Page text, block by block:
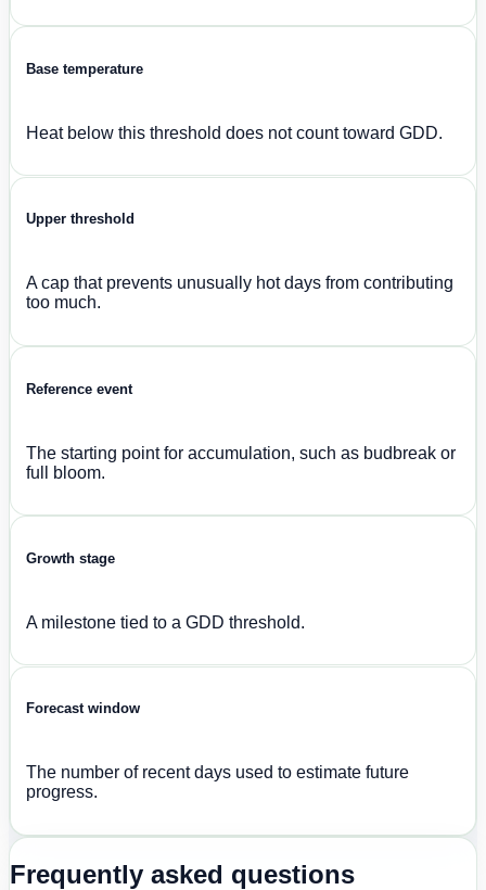
Base temperature
Heat below this threshold does not count toward GDD.
Upper threshold
A cap that prevents unusually hot days from contributing
too much.
Reference event
The starting point for accumulation, such as budbreak or
full bloom.
Growth stage
A milestone tied to a GDD threshold.
Forecast window
The number of recent days used to estimate future
progress.
Frequently asked questions